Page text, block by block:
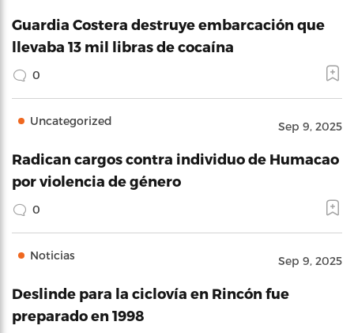
Guardia Costera destruye embarcación que
llevaba 13 mil libras de cocaína
0
Uncategorized Sep 9, 2025
Radican cargos contra individuo de Humacao
por violencia de género
0
Noticias Sep 9, 2025
Deslinde para la ciclovía en Rincón fue
preparado en 1998